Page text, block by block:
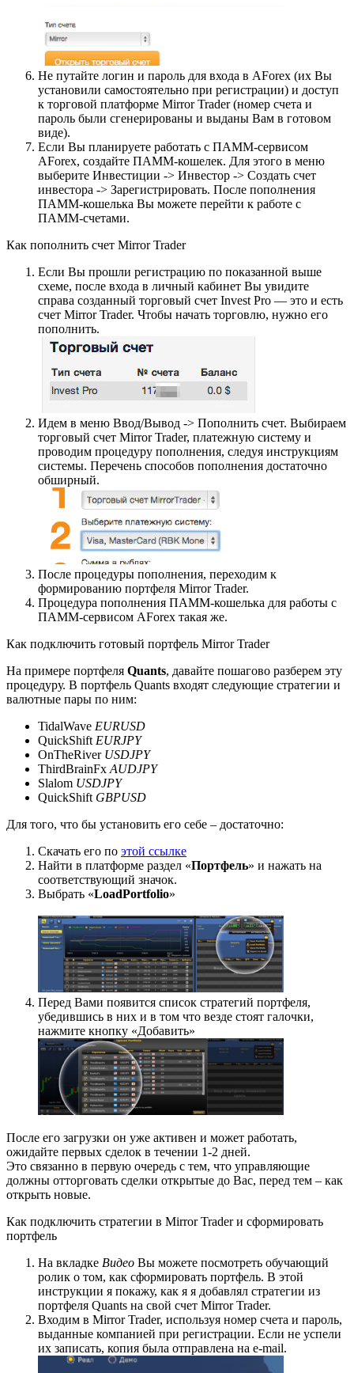
Не путайте логин и пароль для входа в AForex (их Вы
установили самостоятельно при регистрации) и доступ
к торговой платформе Mirror Trader (номер счета и
пароль были сгенерированы и выданы Вам в готовом
виде).
Если Вы планируете работать с ПАММ-сервисом
AForex, создайте ПАММ-кошелек. Для этого в меню
выберите Инвестиции -> Инвестор -> Создать счет
инвестора -> Зарегистрировать. После пополнения
ПАММ-кошелька Вы можете перейти к работе с
ПАММ-счетами.
Как пополнить счет Mirror Trader
Если Вы прошли регистрацию по показанной выше
схеме, после входа в личный кабинет Вы увидите
справа созданный торговый счет Invest Pro — это и есть
счет Mirror Trader. Чтобы начать торговлю, нужно его
пополнить.
Идем в меню Ввод/Вывод -> Пополнить счет. Выбираем
торговый счет Mirror Trader, платежную систему и
проводим процедуру пополнения, следуя инструкциям
системы. Перечень способов пополнения достаточно
обширный.
После процедуры пополнения, переходим к
формированию портфеля Mirror Trader.
Процедура пополнения ПАММ-кошелька для работы с
ПАММ-сервисом AForex такая же.
Как подключить готовый портфель Mirror Trader
На примере портфеля Quants, давайте пошагово разберем эту
процедуру. В портфель Quants входят следующие стратегии и
валютные пары по ним:
TidalWave EURUSD
QuickShift EURJPY
OnTheRiver USDJPY
ThirdBrainFx AUDJPY
Slalom USDJPY
QuickShift GBPUSD
Для того, что бы установить его себе – достаточно:
Cкачать его по этой ссылке
Найти в платформе раздел «Портфель» и нажать на
соответствующий значок.
Выбрать «LoadPortfolio»
Перед Вами появится список стратегий портфеля,
убедившись в них и в том что везде стоят галочки,
нажмите кнопку «Добавить»
После его загрузки он уже активен и может работать,
ожидайте первых сделок в течении 1-2 дней.
Это связанно в первую очередь с тем, что управляющие
должны отторговать сделки открытые до Вас, перед тем – как
открыть новые.
Как подключить стратегии в Mirror Trader и сформировать
портфель
На вкладке Видео Вы можете посмотреть обучающий
ролик о том, как сформировать портфель. В этой
инструкции я покажу, как я я добавлял стратегии из
портфеля Quants на свой счет Mirror Trader.
Входим в Mirror Trader, используя номер счета и пароль,
выданные компанией при регистрации. Если не успели
их записать, копия была отправлена на e-mail.